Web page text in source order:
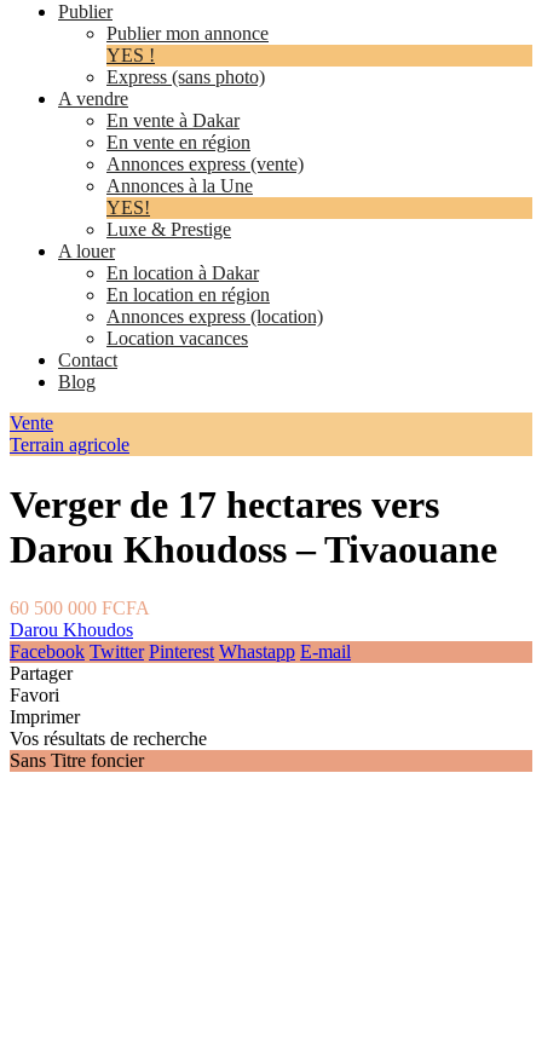
Publier
Publier mon annonce
YES !
Express (sans photo)
A vendre
En vente à Dakar
En vente en région
Annonces express (vente)
Annonces à la Une
YES!
Luxe & Prestige
A louer
En location à Dakar
En location en région
Annonces express (location)
Location vacances
Contact
Blog
Vente
Terrain agricole
Verger de 17 hectares vers
Darou Khoudoss – Tivaouane
60 500 000 FCFA
Darou Khoudos
Facebook Twitter Pinterest Whastapp E-mail
Partager
Favori
Imprimer
Vos résultats de recherche
Sans Titre foncier